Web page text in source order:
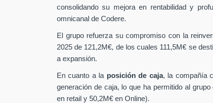
consolidando su mejora en rentabilidad y
omnicanal de Codere.
El grupo refuerza su compromiso con la
2025 de 121,2M€, de los cuales 111,5M€ se
a expansión.
En cuanto a la posición de caja, la compañía
generación de caja, lo que ha permitido al
en retail y 50,2M€ en Online).